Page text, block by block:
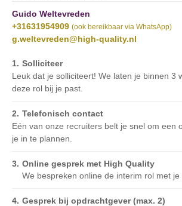
Guido Weltevreden
+31631954909 (ook bereikbaar via WhatsApp)
g.weltevreden@high-quality.nl
Solliciteer
Leuk dat je solliciteert! We laten je binnen 3
deze rol bij je past.
Telefonisch contact
Eén van onze recruiters belt je snel om een
je in te plannen.
Online gesprek met High Quality
We bespreken online de interim rol met je
Gesprek bij opdrachtgever (max. 2)